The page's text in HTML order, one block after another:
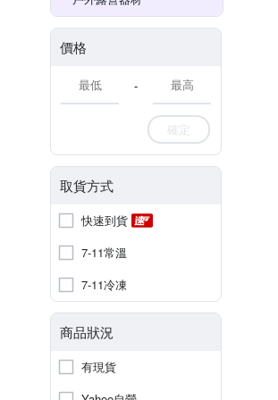
價格
-
確定
取貨方式
快速到貨
7-11常溫
7-11冷凍
商品狀況
有現貨